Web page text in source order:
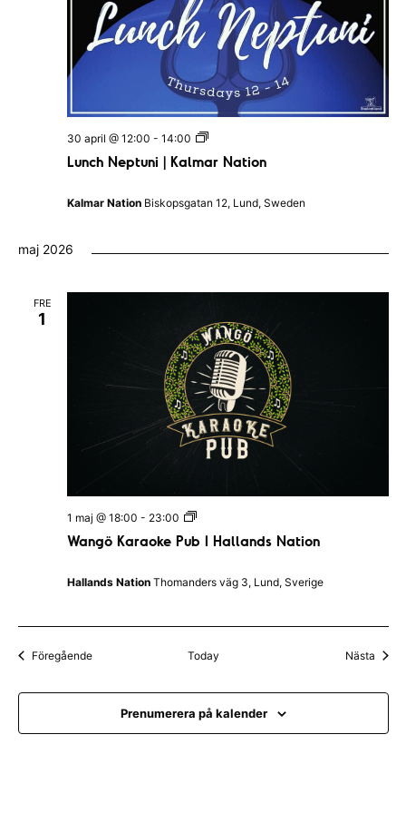
Lunch Neptuni | Kalmar Nation
30 april @ 12:00 - 14:00
L
n
N
t
K
a
m
a
r
N
a
t
i
Kalmar Nation Biskopsgatan 12, Lund, Sweden
maj 2026
FRE
1
Wangö Karaoke Pub I Hallands Nation
1 maj @ 18:00 - 23:00
W
n
K
k
P
b
I
Hallands Nation Thomanders väg 3, Lund, Sverige
FöregåendeEvenemang Today Nästa
Prenumerera på kalender